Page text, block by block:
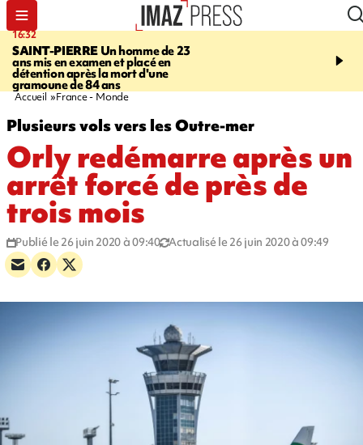
16:32
SAINT-PIERREUn homme de 23
ans mis en examen et placé en
détention après la mort d'une
gramoune de 84 ans
21:08
et Turquie scellent un
Accueil France - Monde
Plusieurs vols vers les Outre-mer
Orly redémarre après un
arrêt forcé de près de
trois mois
Publié le 26 juin 2020 à 09:40 Actualisé le 26 juin 2020 à 09:49